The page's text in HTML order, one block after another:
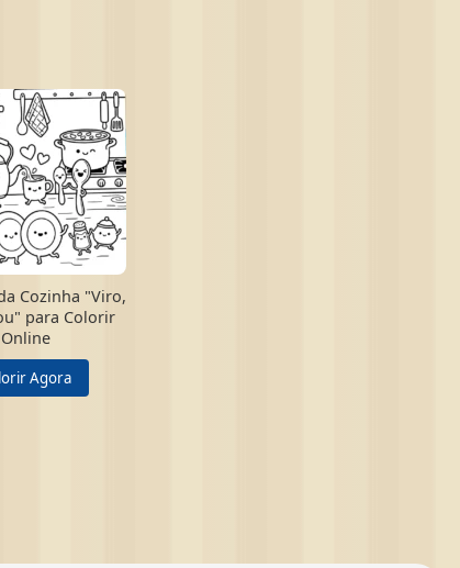
Cozinha "Viro,
para Colorir
Online
Agora